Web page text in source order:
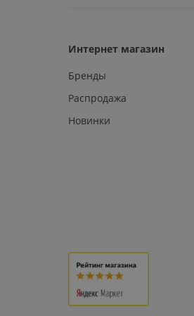
Интернет магазин
Бренды
Распродажа
Новинки